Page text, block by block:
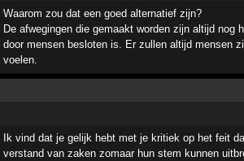
Waarom zou dat een goed alternatief zijn?
De afwegingen die gemaakt worden zijn altijd nog
door mensen besloten is. Er zullen altijd mensen
voelen.
Ik vind dat je gelijk hebt met je kritiek op het feit
verstand van zaken zomaar hun stem kunnen